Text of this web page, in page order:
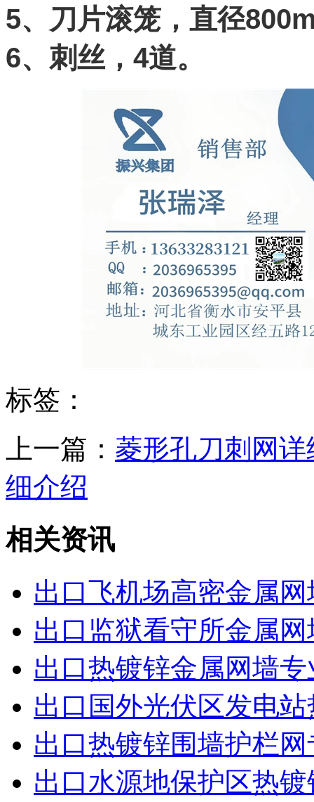
5、刀片滚笼，直径
6、刺丝，4道。
标签：
上一篇： 菱形孔刀刺网详
细介绍
相关资讯
出口飞机场高密金属
出口监狱看守所金属
出口热镀锌金属网墙
出口国外光伏区发电
出口热镀锌围墙护栏
出口水源地保护区热